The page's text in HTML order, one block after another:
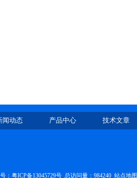
闻动态 产品中心 技术文章
： 粤ICP备13045729号 总访问量：984240 站点地图